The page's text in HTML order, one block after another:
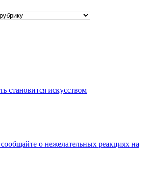
становится искусством
о нежелательных реакциях на